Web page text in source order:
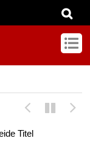
Titel